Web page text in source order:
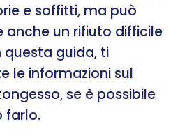
e soffitti, ma può
anche un rifiuto difficile
questa guida, ti
le informazioni sul
se è possibile
farlo.